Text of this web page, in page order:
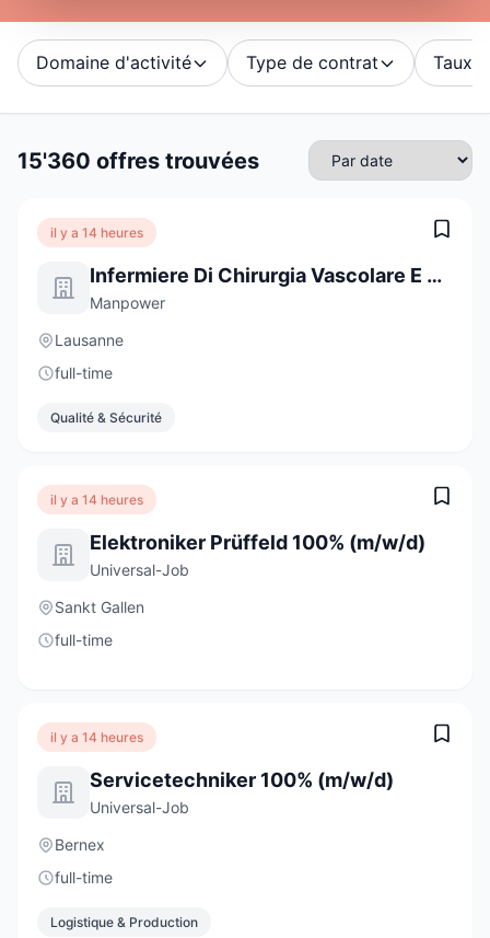
Domaine d'activité Type de contrat Taux
15'360 offres trouvées
il y a 14 heures
Infermiere Di Chirurgia Vascolare E Cardiaca
Manpower
Lausanne
full-time
Qualité & Sécurité
il y a 14 heures
Elektroniker Prüffeld 100% (m/w/d)
Universal-Job
Sankt Gallen
full-time
il y a 14 heures
Servicetechniker 100% (m/w/d)
Universal-Job
Bernex
full-time
Logistique & Production